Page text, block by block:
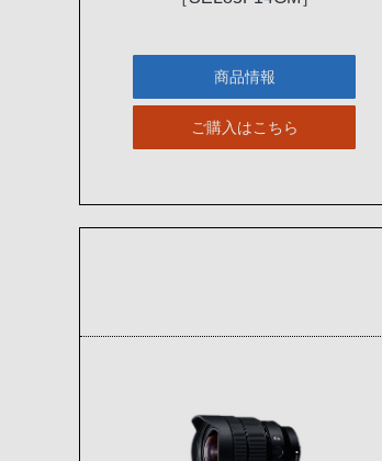
商品情報
ご購入はこちら